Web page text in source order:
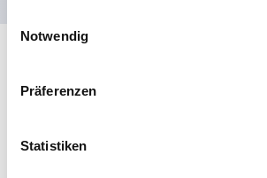
Notwendig
Präferenzen
Statistiken
Electrical Specifications (rated